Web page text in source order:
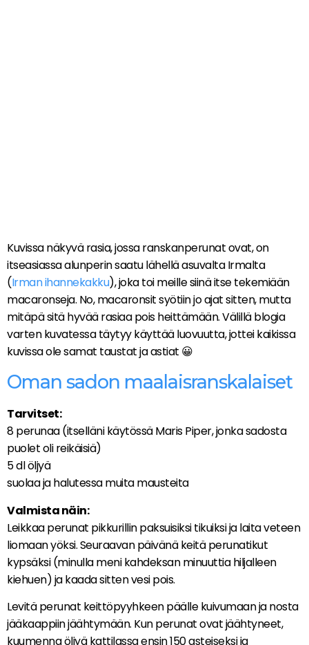
Kuvissa näkyvä rasia, jossa ranskanperunat ovat, on
itseasiassa alunperin saatu lähellä asuvalta Irmalta
(Irman ihannekakku), joka toi meille siinä itse tekemiään
macaronseja. No, macaronsit syötiin jo ajat sitten, mutta
mitäpä sitä hyvää rasiaa pois heittämään. Välillä blogia
varten kuvatessa täytyy käyttää luovuutta, jottei kaikissa
kuvissa ole samat taustat ja astiat 😀
Oman sadon maalaisranskalaiset
Tarvitset:
8 perunaa (itselläni käytössä Maris Piper, jonka sadosta
puolet oli reikäisiä)
5 dl öljyä
suolaa ja halutessa muita mausteita
Valmista näin:
Leikkaa perunat pikkurillin paksuisiksi tikuiksi ja laita veteen
liomaan yöksi. Seuraavan päivänä keitä perunatikut
kypsäksi (minulla meni kahdeksan minuuttia hiljalleen
kiehuen) ja kaada sitten vesi pois.
Levitä perunat keittöpyyhkeen päälle kuivumaan ja nosta
jääkaappiin jäähtymään. Kun perunat ovat jäähtyneet,
kuumenna öljyä kattilassa ensin 150 asteiseksi ja